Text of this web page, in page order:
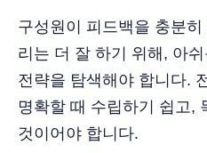
구성원이 피드백을 충분
리는 더 잘 하기 위해, 아
전략을 탐색해야 합니다.
명확할 때 수립하기 쉽고,
것이어야 합니다.